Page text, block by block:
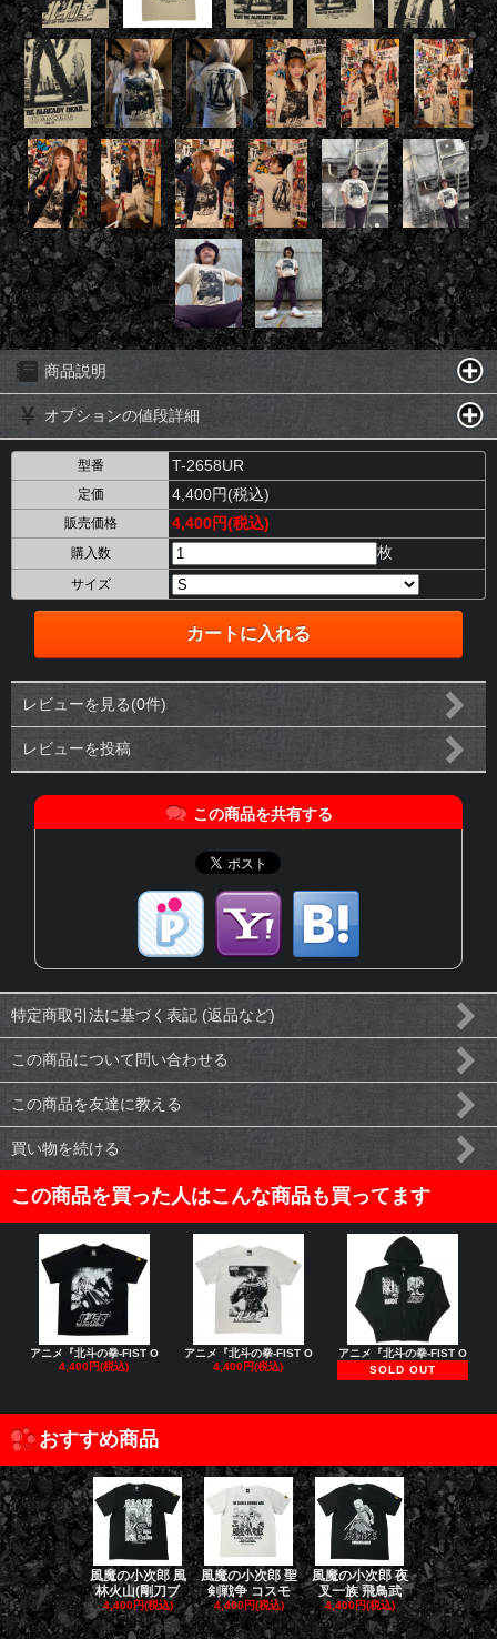
商品説明
オプションの値段詳細
型番 T-2658UR
定価 4,400円(税込)
販売価格 4,400円(税込)
購入数 枚
サイズ
レビューを見る(0件)
レビューを投稿
この商品を共有する
特定商取引法に基づく表記 (返品など)
この商品について問い合わせる
この商品を友達に教える
買い物を続ける
この商品を買った人はこんな商品も買ってます
アニメ『北斗の拳-FIST O
4,400円(税込)
アニメ『北斗の拳-FIST O
4,400円(税込)
アニメ『北斗の拳-FIST O
SOLD OUT
おすすめ商品
風魔の小次郎 風
林火山(剛刀ブ
4,400円(税込)
風魔の小次郎 聖
剣戦争 コスモ
4,400円(税込)
風魔の小次郎 夜
叉一族 飛鳥武
4,400円(税込)
風魔の小次
魔一族 竜
4,400円(税